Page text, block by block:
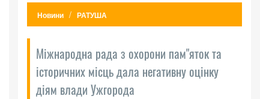
Новини РАТУША
Міжнародна рада з охорони пам"яток та
історичних місць дала негативну оцінку
діям влади Ужгорода